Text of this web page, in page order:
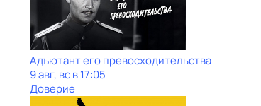
Адъютант его превосходительства
9 авг, вс в 17:05
Доверие